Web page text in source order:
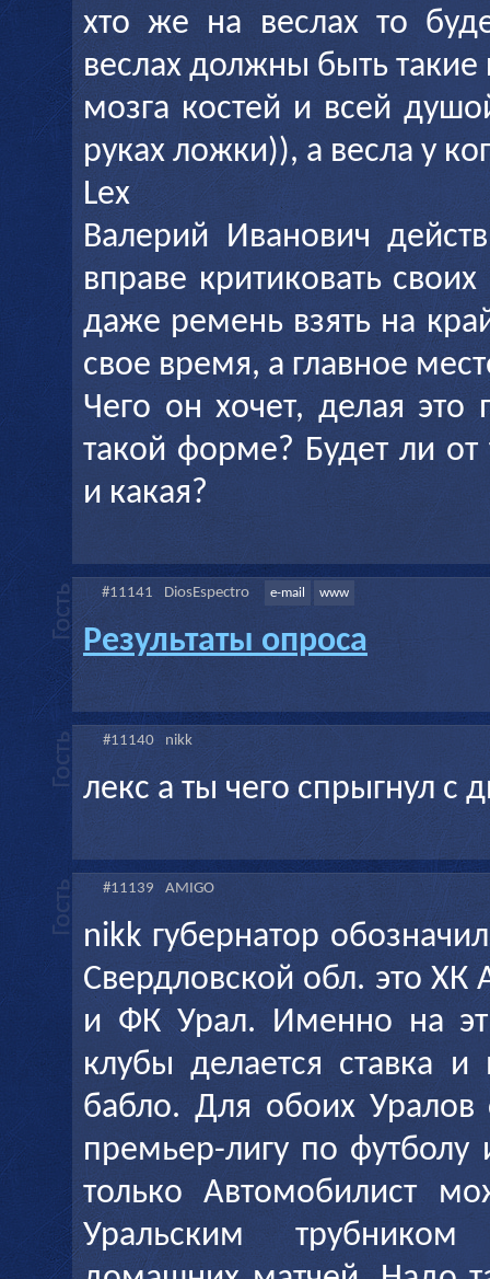
хто же на веслах то
веслах должны быть
мозга костей и всей
руках ложки)), а весла у
Lex
Валерий Иванович
вправе критиковать
даже ремень взять на
свое время, а главное
Чего он хочет, делая
такой форме? Будет ли от
и какая?
#11141 DiosEspectro e-mail www
Результаты опроса
#11140 nikk
лекс а ты чего спрыгнул с
#11139 AMIGO
nikk губернатор
Свердловской обл. это ХК
и ФК Урал. Именно на
клубы делается ставка и
бабло. Для обоих Уралов
премьер-лигу по футболу
только Автомобилист
Уральским